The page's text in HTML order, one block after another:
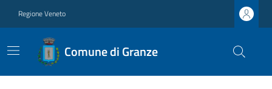
Regione Veneto
Comune di Granze